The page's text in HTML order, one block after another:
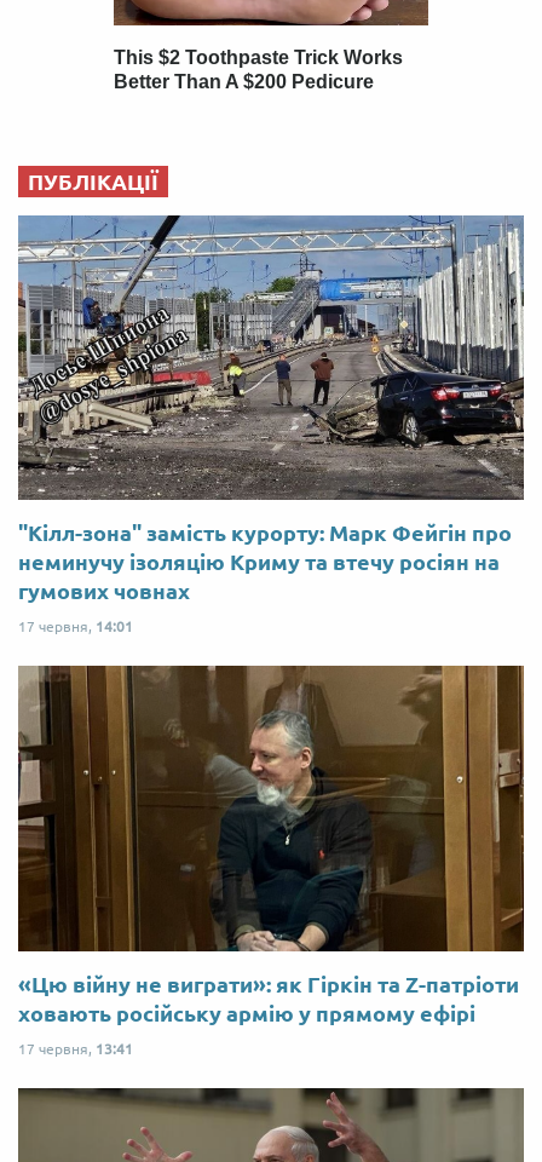
ПУБЛІКАЦІЇ
"Кілл-зона" замість курорту: Марк Фейгін про
неминучу ізоляцію Криму та втечу росіян на
гумових човнах
17 червня, 14:01
«Цю війну не виграти»: як Гіркін та Z-патріоти
ховають російську армію у прямому ефірі
17 червня, 13:41